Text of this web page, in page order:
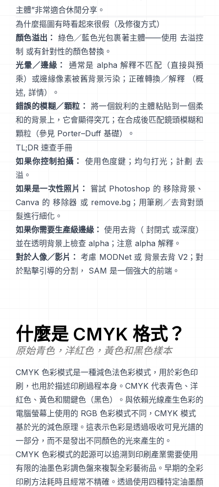
主體”非常適合休閒分享。
為什麼摳圖有時看起來很假（及修復方式）
顏色溢出： 綠色／藍色光包裹著主體——使用 去溢控
制 或有針對性的顏色替換。
光暈／邊緣：
通常是 alpha 解釋不匹配（直接與預
乘）或邊緣像素被舊背景污染；正確轉換／解釋
（概
述, 詳情）。
錯誤的模糊／顆粒： 將一個銳利的主體粘貼到一個柔
和的背景上，它會顯得突兀；在合成後匹配鏡頭模糊和
顆粒（參見 Porter–Duff 基礎）。
TL;DR 速查手冊
如果你控制拍攝：
使用色度鍵；均勻打光；計劃 去
溢 。
如果是一次性照片：
嘗試 Photoshop 的 移除背景 、
Canva 的 移除器 或 remove.bg；用筆刷／去背對頭
髮進行細化。
如果你需要生產級邊緣： 使用去背（ 封閉式 或深度）
並在透明背景上檢查 alpha；注意 alpha 解釋 。
對於人像／影片： 考慮 MODNet或 背景去背 V2 ；對
於點擊引導的分割， SAM 是一個強大的前端。
什麼是 CMYK 格式？
原始青色，洋紅色，黃色和黑色樣本
CMYK 色彩模式是一種減色法色彩模式，用於彩色印
刷，也用於描述印刷過程本身。CMYK 代表青色、洋
紅色、黃色和關鍵色（黑色）。與依賴光線產生色彩的
電腦螢幕上使用的 RGB 色彩模式不同，CMYK 模式
基於光的減色原理。這表示色彩是透過吸收可見光譜的
一部分，而不是發出不同顏色的光來產生的。
CMYK 色彩模式的起源可以追溯到印刷產業需要使用
有限的油墨色彩調色盤來複製全彩藝術品。早期的全彩
印刷方法耗時且經常不精確。透過使用四種特定油墨顏